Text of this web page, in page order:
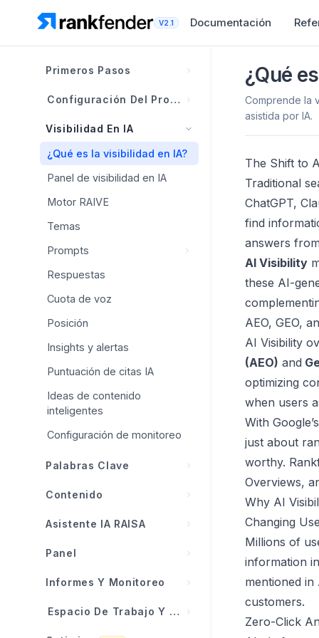
V2.1 Documentación
Primeros Pasos
¿Qué es Rankfender?
Proyectos, espacios de
trabajo y límites
Descripción general de la
navegación
Configuración del primer
configuración de cuenta
Configuración Del Proyecto
Descripción general del
Brand Book
Descripción general del
Brand Book
Información de la marca
Identidad visual
Voz de marca
Generar con IA
Mejores prácticas del Brand
Book
Competidores
Plantillas de panel
Integraciones
Integración con Wix
Web moderna / Webhooks
Visibilidad En IA
¿Qué es la visibilidad en IA?
Panel de visibilidad en IA
Motor RAIVE
Temas
Prompts
Prompts
Prompts competitivos
Prompts de impulso
Respuestas
Cuota de voz
Posición
Insights y alertas
Puntuación de citas IA
Ideas de contenido
inteligentes
Configuración de monitoreo
Palabras Clave
Descripción general de
Explicación de las métricas
clave
Rendimiento orgánico
Contenido
Descripción general del
Planificador de contenido
Piloto automático (Auto-
Asistente IA RAISA
¿Qué es RAISA?
herramientas
Panel
Descripción general del panel
Informes Y Monitoreo
Feed de actividad
Espacio De Trabajo Y Cuenta
¿Qué
Comprende la
asistida por IA.
The Shift to
Traditional
ChatGPT,
find
answers
AI Visibility
these AI-
AEO, GEO,
AI Visibility
(AEO) and
optimizing
when users
With
just about
worthy.
Overviews,
Why AI
Changing
Millions of
information
mentioned
customers.
Zero-Click